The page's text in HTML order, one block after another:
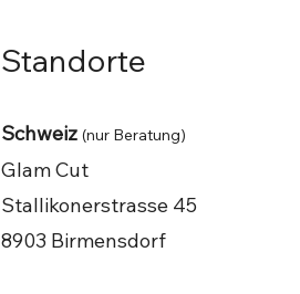
Standorte
Schweiz(nur Beratung)
Glam Cut
Stallikonerstrasse 45
8903 Birmensdorf